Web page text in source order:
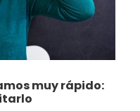
muy rápido: